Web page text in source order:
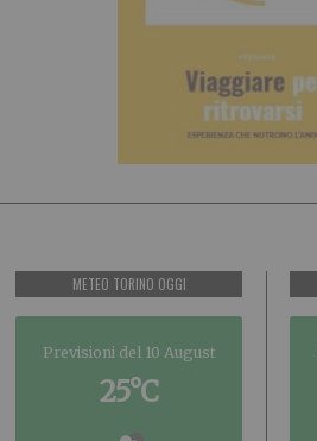
METEO TORINO OGGI
Previsioni del 10 August
25°C